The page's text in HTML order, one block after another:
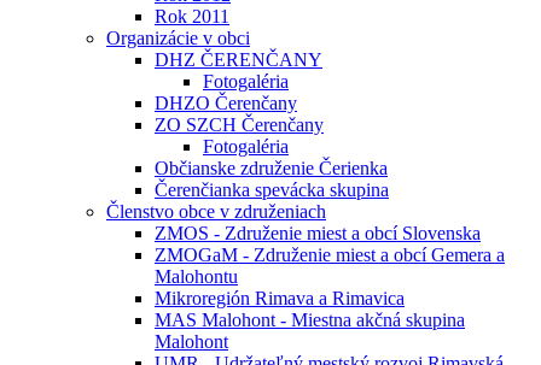
Rok 2011
Organizácie v obci
DHZ ČERENČANY
Fotogaléria
DHZO Čerenčany
ZO SZCH Čerenčany
Fotogaléria
Občianske združenie Čerienka
Čerenčianka spevácka skupina
Členstvo obce v združeniach
ZMOS - Združenie miest a obcí Slovenska
ZMOGaM - Združenie miest a obcí Gemera a
Malohontu
Mikroregión Rimava a Rimavica
MAS Malohont - Miestna akčná skupina
Malohont